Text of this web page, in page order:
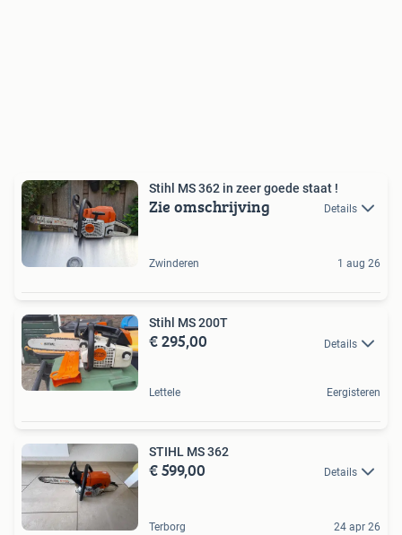
Stihl MS 362 in zeer goede staat !
Zie omschrijving Details
Zwinderen 1 aug 26
Stihl MS 200T
€ 295,00 Details
Lettele Eergisteren
STIHL MS 362
€ 599,00 Details
Terborg 24 apr 26